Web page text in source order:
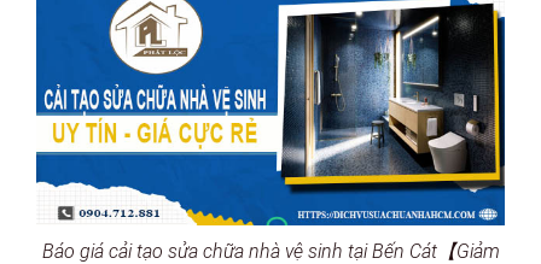
Báo giá cải tạo sửa chữa nhà vệ sinh tại Bến Cát【Giảm